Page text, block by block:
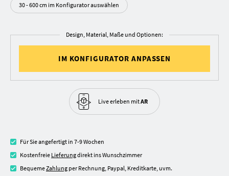
30 - 600 cm im Konfigurator auswählen
Design, Material, Maße und Optionen:
IM KONFIGURATOR ANPASSEN
Live erleben mitAR
Für Sie angefertigt in 7-9 Wochen
Kostenfreie Lieferungdirekt ins Wunschzimmer
BequemeZahlung per Rechnung, Paypal, Kreditkarte, uvm.